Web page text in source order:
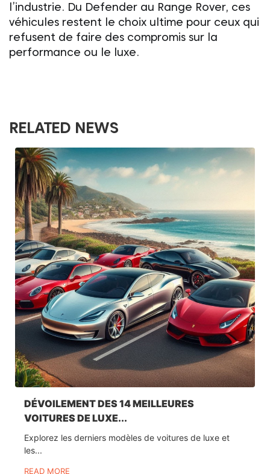
l’industrie. Du Defender au Range Rover, ces
véhicules restent le choix ultime pour ceux qui
refusent de faire des compromis sur la
performance ou le luxe.
RELATED NEWS
DÉVOILEMENT DES 14 MEILLEURES
VOITURES DE LUXE...
Explorez les derniers modèles de voitures de luxe et
les...
READ MORE